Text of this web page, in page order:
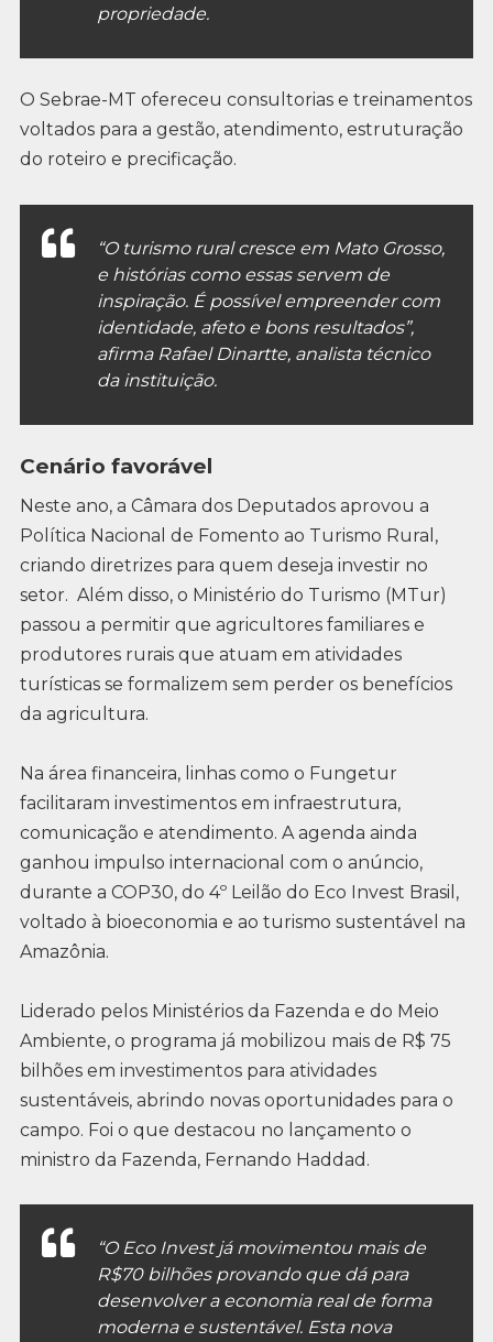
propriedade.
O Sebrae-MT ofereceu consultorias e treinamentos
voltados para a gestão, atendimento, estruturação
do roteiro e precificação.
“O turismo rural cresce em Mato Grosso,
e histórias como essas servem de
inspiração. É possível empreender com
identidade, afeto e bons resultados”,
afirma Rafael Dinartte, analista técnico
da instituição.
Cenário favorável
Neste ano, a Câmara dos Deputados aprovou a
Política Nacional de Fomento ao Turismo Rural,
criando diretrizes para quem deseja investir no
setor. Além disso, o Ministério do Turismo (MTur)
passou a permitir que agricultores familiares e
produtores rurais que atuam em atividades
turísticas se formalizem sem perder os benefícios
da agricultura.
Na área financeira, linhas como o Fungetur
facilitaram investimentos em infraestrutura,
comunicação e atendimento. A agenda ainda
ganhou impulso internacional com o anúncio,
durante a COP30, do 4º Leilão do Eco Invest Brasil,
voltado à bioeconomia e ao turismo sustentável na
Amazônia.
Liderado pelos Ministérios da Fazenda e do Meio
Ambiente, o programa já mobilizou mais de R$ 75
bilhões em investimentos para atividades
sustentáveis, abrindo novas oportunidades para o
campo. Foi o que destacou no lançamento o
ministro da Fazenda, Fernando Haddad.
“O Eco Invest já movimentou mais de
R$70 bilhões provando que dá para
desenvolver a economia real de forma
moderna e sustentável. Esta nova